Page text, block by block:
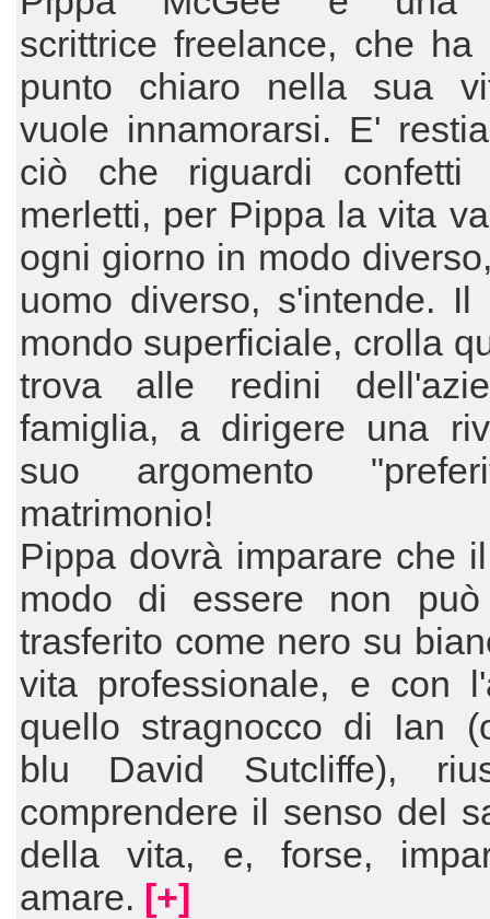
scrittrice freelance, che ha
punto chiaro nella sua
vuole innamorarsi. E'
ciò che riguardi
merletti, per Pippa la vita
ogni giorno in modo
uomo diverso, s'intende. Il
mondo superficiale, crolla
trova alle redini
famiglia, a dirigere una
suo argomento
matrimonio!
Pippa dovrà imparare che
modo di essere non può
trasferito come nero su
vita professionale, e con
quello stragnocco di Ian
blu David Sutcliffe),
comprendere il senso del
della vita, e, forse,
amare. [+]